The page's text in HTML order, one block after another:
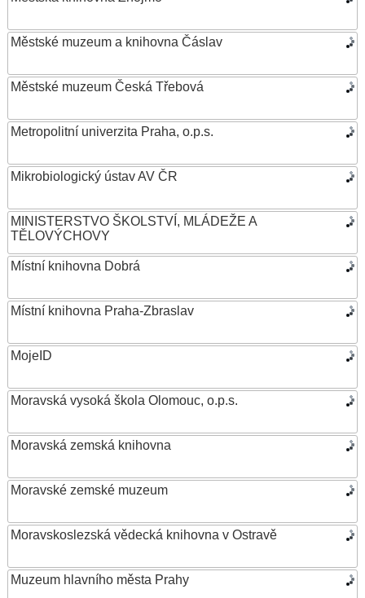
Městské muzeum a knihovna Čáslav
Městské muzeum Česká Třebová
Metropolitní univerzita Praha, o.p.s.
Mikrobiologický ústav AV ČR
MINISTERSTVO ŠKOLSTVÍ, MLÁDEŽE A
TĚLOVÝCHOVY
Místní knihovna Dobrá
Místní knihovna Praha-Zbraslav
MojeID
Moravská vysoká škola Olomouc, o.p.s.
Moravská zemská knihovna
Moravské zemské muzeum
Moravskoslezská vědecká knihovna v Ostravě
Muzeum hlavního města Prahy